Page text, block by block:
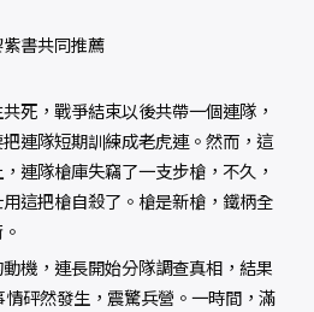
書共同推薦
死，戰爭結束以後共帶一個連隊，
連隊短期訓練成老虎連。然而，這
連隊槍庫失竊了一支步槍，不久，
這把槍自殺了。槍是新槍，鐵柄全
機，連長開始分隊調查真相，結果
砰然發生，震驚兵營。一時間，滿